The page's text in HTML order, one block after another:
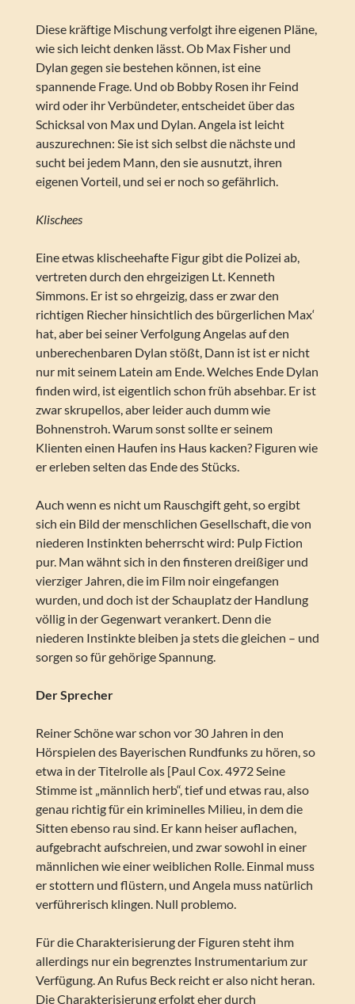
Diese kräftige Mischung verfolgt ihre eigenen Pläne,
wie sich leicht denken lässt. Ob Max Fisher und
Dylan gegen sie bestehen können, ist eine
spannende Frage. Und ob Bobby Rosen ihr Feind
wird oder ihr Verbündeter, entscheidet über das
Schicksal von Max und Dylan. Angela ist leicht
auszurechnen: Sie ist sich selbst die nächste und
sucht bei jedem Mann, den sie ausnutzt, ihren
eigenen Vorteil, und sei er noch so gefährlich.
Klischees
Eine etwas klischeehafte Figur gibt die Polizei ab,
vertreten durch den ehrgeizigen Lt. Kenneth
Simmons. Er ist so ehrgeizig, dass er zwar den
richtigen Riecher hinsichtlich des bürgerlichen Max‘
hat, aber bei seiner Verfolgung Angelas auf den
unberechenbaren Dylan stößt, Dann ist ist er nicht
nur mit seinem Latein am Ende. Welches Ende Dylan
finden wird, ist eigentlich schon früh absehbar. Er ist
zwar skrupellos, aber leider auch dumm wie
Bohnenstroh. Warum sonst sollte er seinem
Klienten einen Haufen ins Haus kacken? Figuren wie
er erleben selten das Ende des Stücks.
Auch wenn es nicht um Rauschgift geht, so ergibt
sich ein Bild der menschlichen Gesellschaft, die von
niederen Instinkten beherrscht wird: Pulp Fiction
pur. Man wähnt sich in den finsteren dreißiger und
vierziger Jahren, die im Film noir eingefangen
wurden, und doch ist der Schauplatz der Handlung
völlig in der Gegenwart verankert. Denn die
niederen Instinkte bleiben ja stets die gleichen – und
sorgen so für gehörige Spannung.
Der Sprecher
Reiner Schöne war schon vor 30 Jahren in den
Hörspielen des Bayerischen Rundfunks zu hören, so
etwa in der Titelrolle als [Paul Cox. 4972 Seine
Stimme ist „männlich herb“, tief und etwas rau, also
genau richtig für ein kriminelles Milieu, in dem die
Sitten ebenso rau sind. Er kann heiser auflachen,
aufgebracht aufschreien, und zwar sowohl in einer
männlichen wie einer weiblichen Rolle. Einmal muss
er stottern und flüstern, und Angela muss natürlich
verführerisch klingen. Null problemo.
Für die Charakterisierung der Figuren steht ihm
allerdings nur ein begrenztes Instrumentarium zur
Verfügung. An Rufus Beck reicht er also nicht heran.
Die Charakterisierung erfolgt eher durch